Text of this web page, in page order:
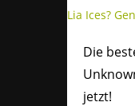
Die
jetzt!